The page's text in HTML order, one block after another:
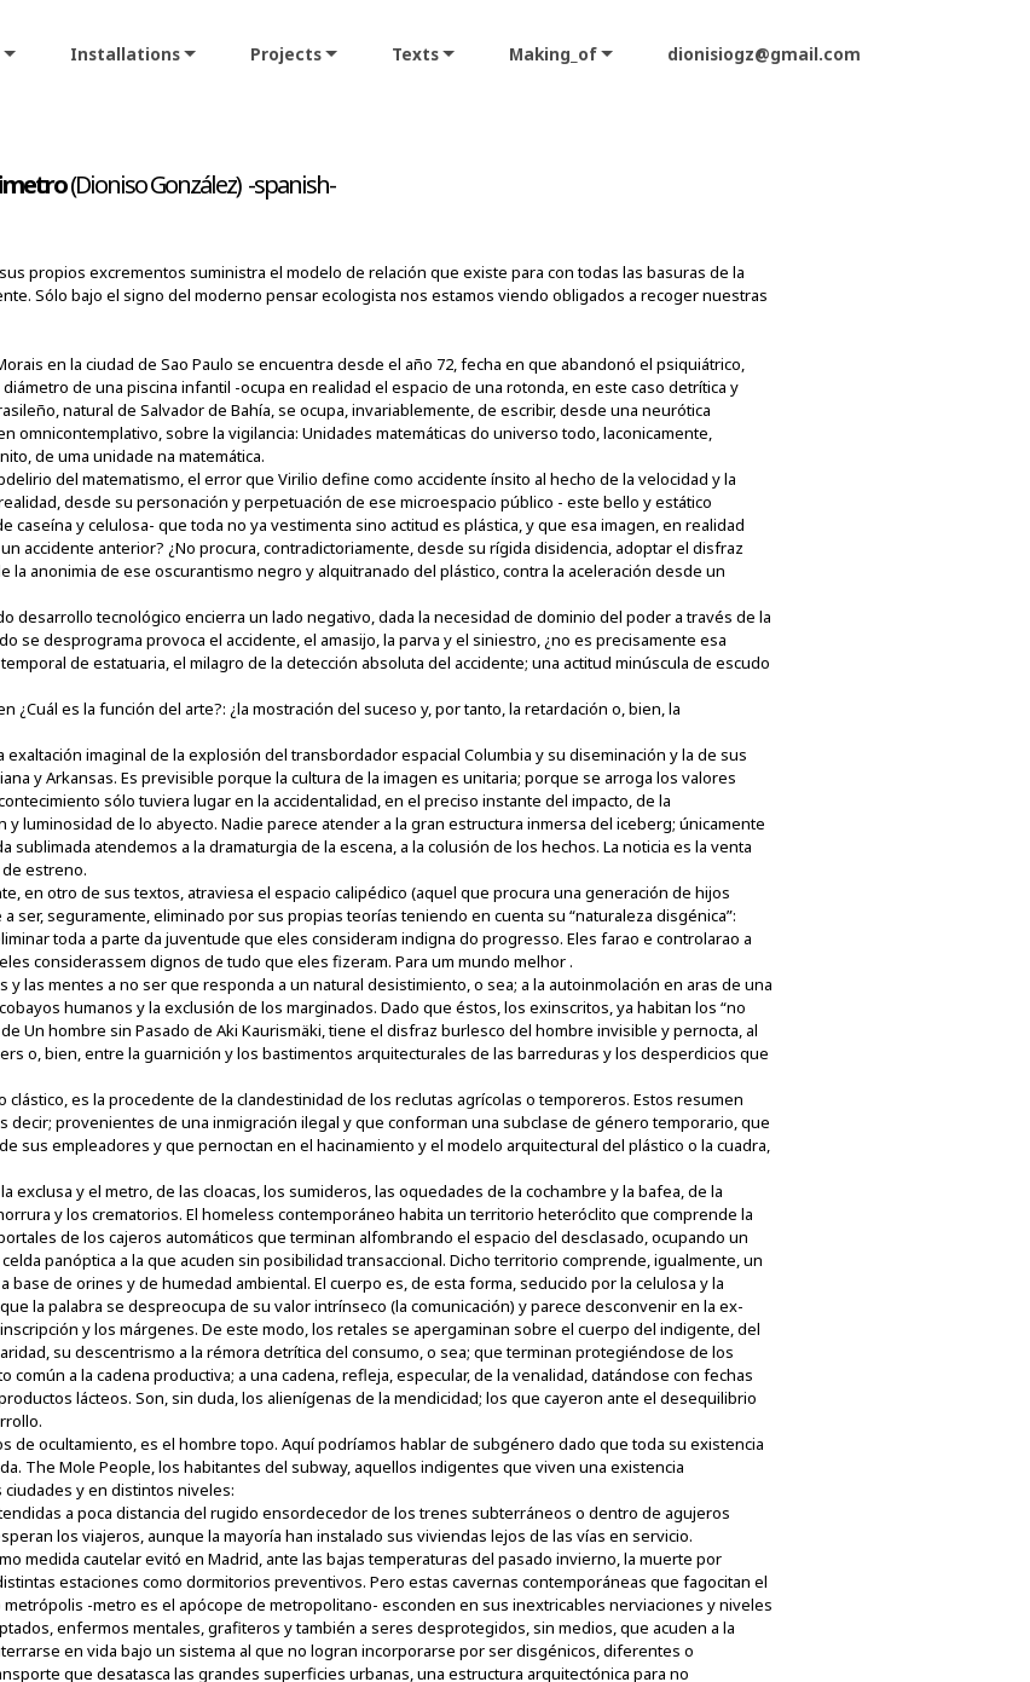
Installations Projects Texts Making_of dionisiogz@gmail.com
(Dioniso González) -spanish-
propios excrementos suministra el modelo de relación que existe para con todas las basuras de la
Sólo bajo el signo del moderno pensar ecologista nos estamos viendo obligados a recoger nuestras
en la ciudad de Sao Paulo se encuentra desde el año 72, fecha en que abandonó el psiquiátrico,
de una piscina infantil -ocupa en realidad el espacio de una rotonda, en este caso detrítica y
natural de Salvador de Bahía, se ocupa, invariablemente, de escribir, desde una neurótica
omnicontemplativo, sobre la vigilancia: Unidades matemáticas do universo todo, laconicamente,
de uma unidade na matemática.
del matematismo, el error que Virilio define como accidente ínsito al hecho de la velocidad y la
desde su personación y perpetuación de ese microespacio público - este bello y estático
y celulosa- que toda no ya vestimenta sino actitud es plástica, y que esa imagen, en realidad
accidente anterior? ¿No procura, contradictoriamente, desde su rígida disidencia, adoptar el disfraz
la anonimia de ese oscurantismo negro y alquitranado del plástico, contra la aceleración desde un
desarrollo tecnológico encierra un lado negativo, dada la necesidad de dominio del poder a través de la
se desprograma provoca el accidente, el amasijo, la parva y el siniestro, ¿no es precisamente esa
de estatuaria, el milagro de la detección absoluta del accidente; una actitud minúscula de escudo
¿Cuál es la función del arte?: ¿la mostración del suceso y, por tanto, la retardación o, bien, la
imaginal de la explosión del transbordador espacial Columbia y su diseminación y la de sus
y Arkansas. Es previsible porque la cultura de la imagen es unitaria; porque se arroga los valores
sólo tuviera lugar en la accidentalidad, en el preciso instante del impacto, de la
luminosidad de lo abyecto. Nadie parece atender a la gran estructura inmersa del iceberg; únicamente
sublimada atendemos a la dramaturgia de la escena, a la colusión de los hechos. La noticia es la venta
de estreno.
en otro de sus textos, atraviesa el espacio calipédico (aquel que procura una generación de hijos
ser, seguramente, eliminado por sus propias teorías teniendo en cuenta su “naturaleza disgénica”:
toda a parte da juventude que eles consideram indigna do progresso. Eles farao e controlarao a
considerassem dignos de tudo que eles fizeram. Para um mundo melhor .
las mentes a no ser que responda a un natural desistimiento, o sea; a la autoinmolación en aras de una
humanos y la exclusión de los marginados. Dado que éstos, los exinscritos, ya habitan los “no
Un hombre sin Pasado de Aki Kaurismäki, tiene el disfraz burlesco del hombre invisible y pernocta, al
o, bien, entre la guarnición y los bastimentos arquitecturales de las barreduras y los desperdicios que
es la procedente de la clandestinidad de los reclutas agrícolas o temporeros. Estos resumen
provenientes de una inmigración ilegal y que conforman una subclase de género temporario, que
sus empleadores y que pernoctan en el hacinamiento y el modelo arquitectural del plástico o la cuadra,
exclusa y el metro, de las cloacas, los sumideros, las oquedades de la cochambre y la bafea, de la
y los crematorios. El homeless contemporáneo habita un territorio heteróclito que comprende la
de los cajeros automáticos que terminan alfombrando el espacio del desclasado, ocupando un
panóptica a la que acuden sin posibilidad transaccional. Dicho territorio comprende, igualmente, un
base de orines y de humedad ambiental. El cuerpo es, de esta forma, seducido por la celulosa y la
la palabra se despreocupa de su valor intrínseco (la comunicación) y parece desconvenir en la ex-
y los márgenes. De este modo, los retales se apergaminan sobre el cuerpo del indigente, del
su descentrismo a la rémora detrítica del consumo, o sea; que terminan protegiéndose de los
común a la cadena productiva; a una cadena, refleja, especular, de la venalidad, datándose con fechas
lácteos. Son, sin duda, los alienígenas de la mendicidad; los que cayeron ante el desequilibrio
de ocultamiento, es el hombre topo. Aquí podríamos hablar de subgénero dado que toda su existencia
The Mole People, los habitantes del subway, aquellos indigentes que viven una existencia
y en distintos niveles:
a poca distancia del rugido ensordecedor de los trenes subterráneos o dentro de agujeros
los viajeros, aunque la mayoría han instalado sus viviendas lejos de las vías en servicio.
medida cautelar evitó en Madrid, ante las bajas temperaturas del pasado invierno, la muerte por
estaciones como dormitorios preventivos. Pero estas cavernas contemporáneas que fagocitan el
-metro es el apócope de metropolitano- esconden en sus inextricables nerviaciones y niveles
enfermos mentales, grafiteros y también a seres desprotegidos, sin medios, que acuden a la
en vida bajo un sistema al que no logran incorporarse por ser disgénicos, diferentes o
que desatasca las grandes superficies urbanas, una estructura arquitectónica para no